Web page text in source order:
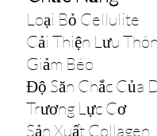
Loại Bỏ Cellulite
Cải Thiện Lưu
Giảm Béo
Độ Săn Chắc Của
Trương Lực Cơ
Sản Xuất Collagen